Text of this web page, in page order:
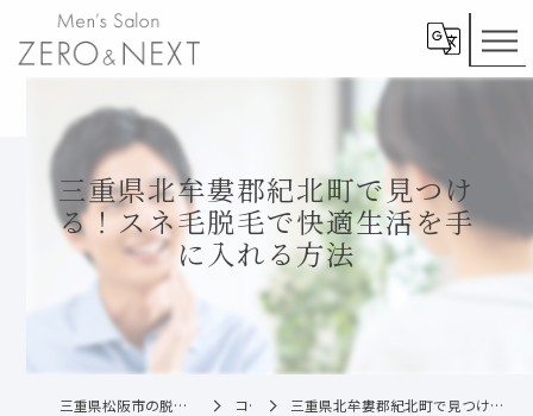
三重県北牟婁郡紀北町で見つけ
る！スネ毛脱毛で快適生活を手
に入れる方法
三重県松阪市の脱毛ならメンズ脱毛ZERO松阪店 コラム 三重県北牟婁郡紀北町で見つける！スネ毛脱毛で快適生活を手に入れる方法